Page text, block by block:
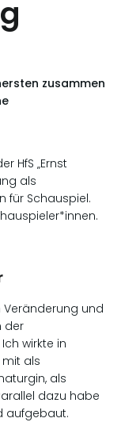
zusammen
HfS „Ernst
als
für Schauspiel.
und
der
wirkte in
als
als
dazu habe
aufgebaut.